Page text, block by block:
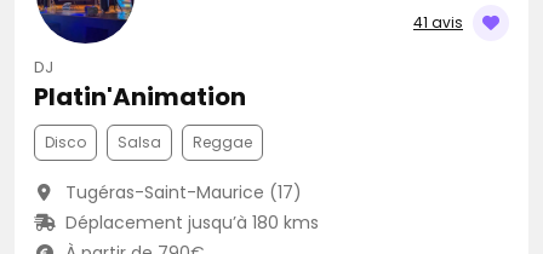
41 avis
DJ
Platin'Animation
Disco Salsa Reggae
Tugéras-Saint-Maurice (17)
Déplacement jusqu’à 180 kms